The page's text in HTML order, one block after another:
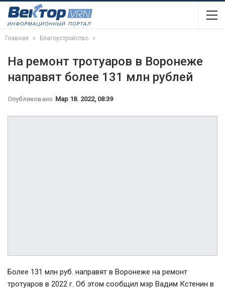
Главная Благоустройство
На ремонт тротуаров в Воронеже
направят более 131 млн рублей
Опубликовано Мар 18. 2022, 08:39
Более 131 млн руб. направят в Воронеже на ремонт
тротуаров в 2022 г. Об этом сообщил мэр Вадим Кстенин в